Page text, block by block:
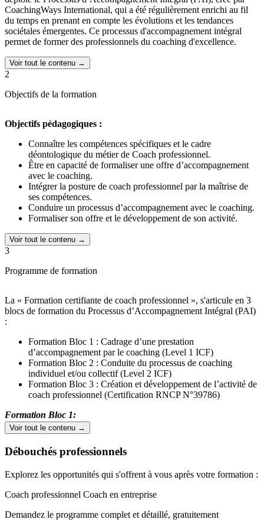
CoachingWays International, qui a été régulièrement enrichi au fil
du temps en prenant en compte les évolutions et les tendances
sociétales émergentes. Ce processus d'accompagnement intégral
permet de former des professionnels du coaching d'excellence.
Certifications délivrées :
National des Certifications Professionnelles (RNCP) N°39786
Toute personne souhaitant devenir Coach Professionnel Certifié et
s’installer pour accompagner les personnes dans leur développement
personnel et professionnel : Dirigeant – Manager – Formateur –
DRH - Responsable formation – Indépendant- Personnes en
reconversion
Voir tout le contenu →
2
Objectifs de la formation
Objectifs pédagogiques :
Connaître les compétences spécifiques et le cadre
déontologique du métier de Coach professionnel.
Être en capacité de formaliser une offre d’accompagnement
avec le coaching.
Intégrer la posture de coach professionnel par la maîtrise de
ses compétences.
Conduire un processus d’accompagnement avec le coaching.
Formaliser son offre et le développement de son activité.
Voir tout le contenu →
3
Programme de formation
La « Formation certifiante de coach professionnel », s'articule en 3
blocs de formation du Processus d’Accompagnement Intégral (PAI)
:
Formation Bloc 1 : Cadrage d’une prestation
d’accompagnement par le coaching (Level 1 ICF)
Formation Bloc 2 : Conduite du processus de coaching
individuel et/ou collectif (Level 2 ICF)
Formation Bloc 3 : Création et développement de l’activité de
coach professionnel (Certification RNCP N°39786)
Formation Bloc 1:
Module 1 : Poser les fondations (3 jours)
Poser les fondations de la relation coach/client et déployer
stratégie de questionnement puissant.
Module 2 : Ouvrir les consciences et révéler les réalités (3 jours)
Percevoir les signaux furtifs de la communication par l’écoute
Voir tout le contenu →
Débouchés professionnels
Explorez les opportunités qui s'offrent à vous après votre formation :
Coach professionnel Coach en entreprise
Demandez le programme complet et détaillé, gratuitement